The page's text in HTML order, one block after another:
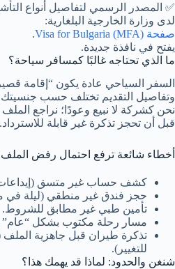
✅ المصدر الرسمي لتفاصيل أنواع
لدى وزارة الخارجية البلغارية:
صفحة Visa for Bulgaria (MFA)
.
يفتح في نافذة جديدة.
ما الذي تحتاجه غالبًا كمسافر سياحة؟
السفر السياحي عادة يكون “إقامة
وتفاصيل التقديم تختلف حسب جنسيتك
نحن كشركة لا نبيع وعودًا؛ نراجع
قبل أن تحجز تذكرة غير قابلة للاسترداد.
أخطاء شائعة ترفع احتمال رفض
كشف حساب غير متسق (إيداعات
حجز فندق غير منطقي (ليلة في
تأمين طبي غير مطابق للشروط.
مسار رحلة مكتوب بشكل “عام”
تذكرة طيران قبل جاهزية الملف
للتغيير).
شنغن والحدود: لماذا قد يهمك هذا؟